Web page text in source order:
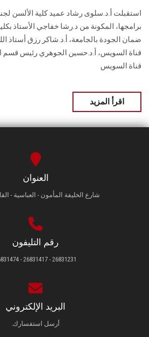
سجل الان
استقبلت أ.د.سلوى رشاد عميد كلية الألسن
برامجها، المكونة من د.رشا خفاجي الأستاذ
ضمان الجودة بالجامعة، أ.د.شاكر رزق أستاذ
قناة السويس، أ.د.حسين الجوهري رئيس قسم
قناة السويس
اقرأ المزيد
العنوان
شارع الخليفة المأمون - العباسية -
رقم التليفون
26831231 - 26831417 - 26831474
البريد الإلكتروني
أرسل استفسارك.